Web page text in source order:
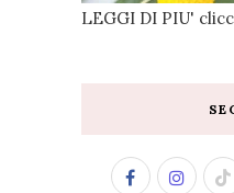
LEGGI DI PIU'